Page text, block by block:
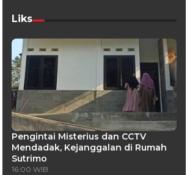
Liks
Pengintai Misterius dan CCTV
Mendadak, Kejanggalan di Rumah
Sutrimo
16:00 WIB